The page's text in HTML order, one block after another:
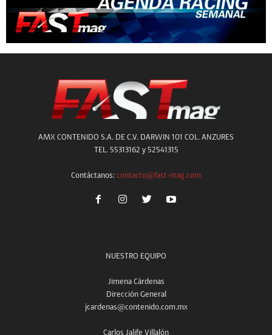
AMX CONTENIDO S.A. DE C.V. DARWIN 101 COL. ANZURES
TEL. 55313162 y 52541315
Contáctanos: contacto@fast-mag.com
NUESTRO EQUIPO
Jimena Cárdenas
Dirección General
jcardenas@contenido.com.mx
Carlos Jalife Villalón